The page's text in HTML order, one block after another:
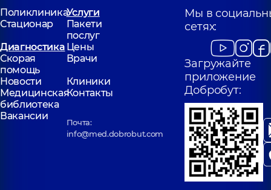
ПоликлиникаУслуги
Стационар
Пакети
послуг
Диагностика Цены
Скорая
помощь
Врачи
Новости
Клиники
Медицинская
библиотека
Контакты
Вакансии
Почта:
info@med.dobrobut.com
Мы в
сетях:
Загружайте
приложение
Добробут: